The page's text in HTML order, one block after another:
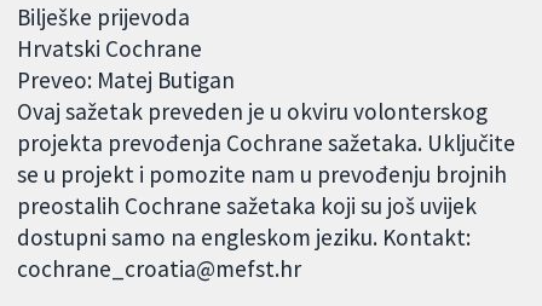
Bilješke prijevoda
Hrvatski Cochrane
Preveo: Matej Butigan
Ovaj sažetak preveden je u okviru volonterskog
projekta prevođenja Cochrane sažetaka. Uključite
se u projekt i pomozite nam u prevođenju brojnih
preostalih Cochrane sažetaka koji su još uvijek
dostupni samo na engleskom jeziku. Kontakt:
cochrane_croatia@mefst.hr